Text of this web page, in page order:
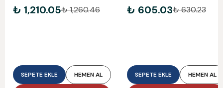
120 Kg
₺ 1,210.05₺ 1,260.46
SEPETE EKLE HEMEN AL
85 Kg
₺ 605.03₺ 630.23
SEPETE EKLE HEMEN AL